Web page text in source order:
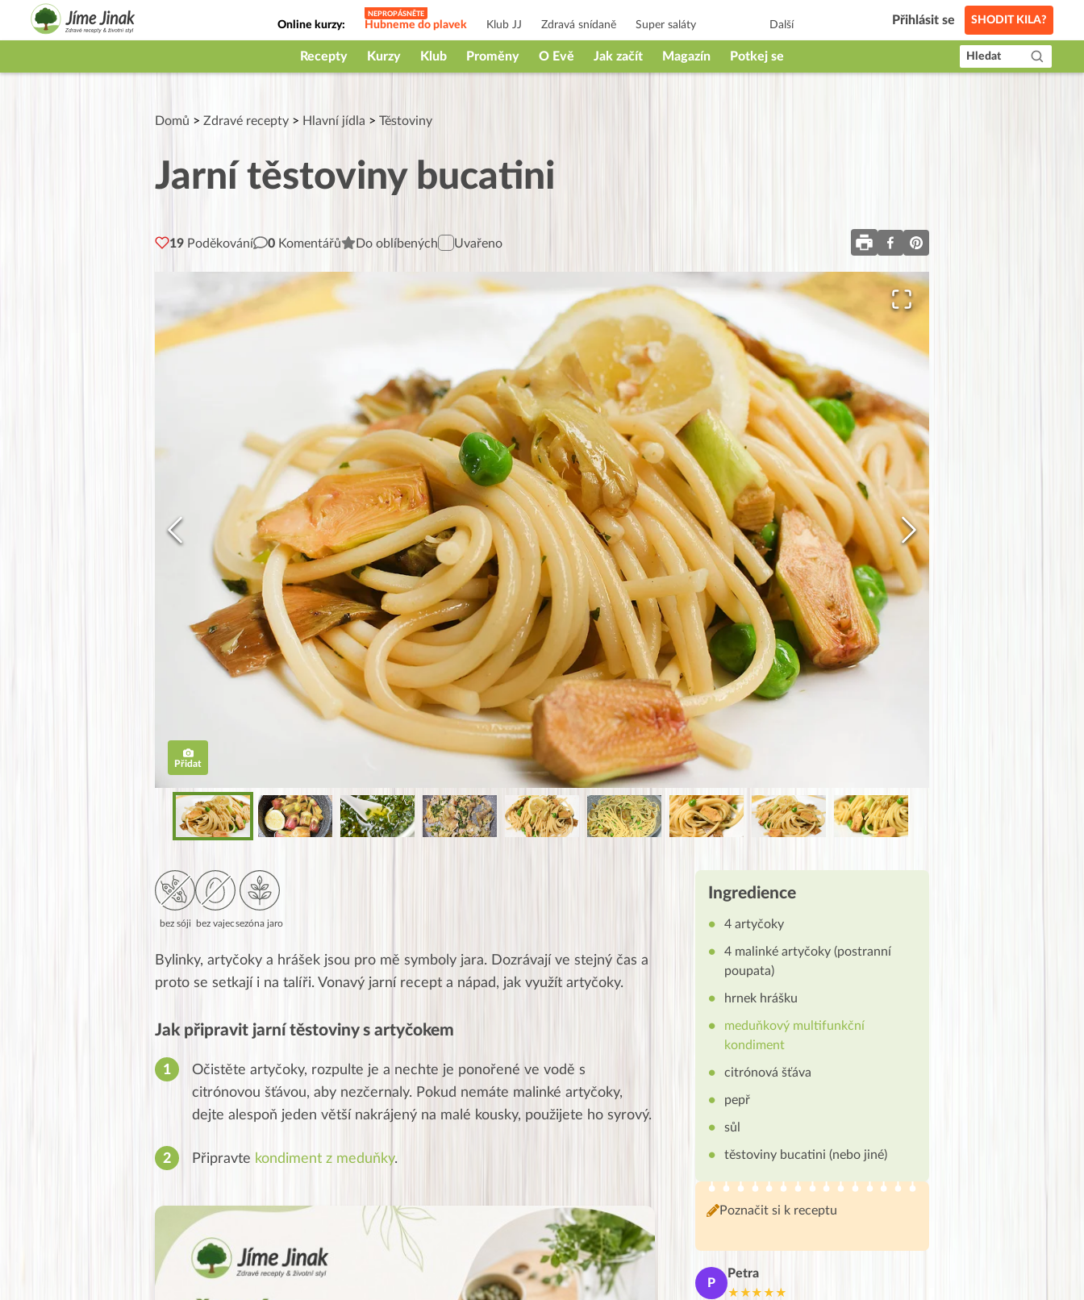
Online kurzy: Hubneme do plavek Klub JJ Zdravá snídaně Super saláty
Jak na babičky
Další Přihlásit se SHODIT KILA?
Recepty Kurzy Klub Proměny O Evě Jak začít Magazín Potkej se Hledat
Domů > Zdravé recepty > Hlavní jídla > Těstoviny
Jarní těstoviny bucatini
19 Poděkování 0 Komentářů Do oblíbených Uvařeno
Přidat
bez sóji bez vajecsezóna jaro
Bylinky, artyčoky a hrášek jsou pro mě symboly jara. Dozrávají ve stejný čas a
proto se setkají i na talíři. Vonavý jarní recept a nápad, jak využít artyčoky.
Jak připravit jarní těstoviny s artyčokem
Očistěte artyčoky, rozpulte je a nechte je ponořené ve vodě s
citrónovou šťávou, aby nezčernaly. Pokud nemáte malinké artyčoky,
dejte alespoň jeden větší nakrájený na malé kousky, použijete ho syrový.
Připravte kondiment z meduňky.
Ingredience
4 artyčoky
4 malinké artyčoky (postranní
poupata)
hrnek hrášku
meduňkový multifunkční
kondiment
citrónová šťáva
pepř
sůl
těstoviny bucatini (nebo jiné)
Poznačit si k receptu
J
Jana
★★★★★
P
Petra
★★★★★